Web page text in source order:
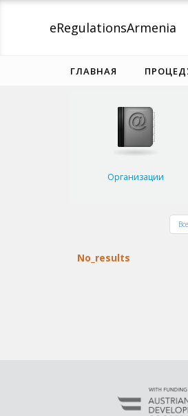
eRegulationsArmenia
ГЛАВНАЯ
Организации
Все
No_results